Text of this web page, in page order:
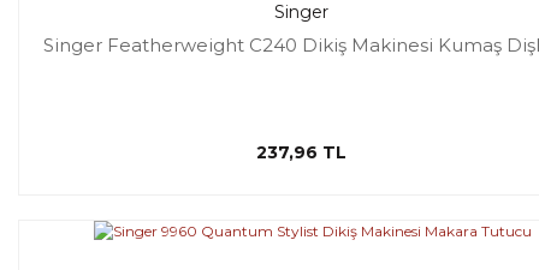
Singer
Singer Featherweight C240 Dikiş Makinesi Kumaş
237,96 TL